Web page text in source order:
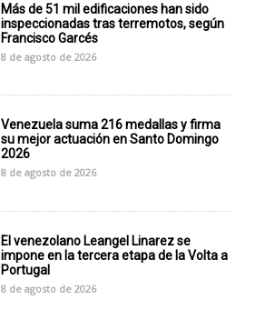
Más de 51 mil edificaciones han sido
inspeccionadas tras terremotos, según
Francisco Garcés
8 de agosto de 2026
Venezuela suma 216 medallas y firma
su mejor actuación en Santo Domingo
2026
8 de agosto de 2026
El venezolano Leangel Linarez se
impone en la tercera etapa de la Volta a
Portugal
8 de agosto de 2026